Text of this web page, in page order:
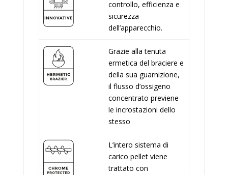
controllo, efficienza e
sicurezza
dell’apparecchio.
Grazie alla tenuta
ermetica del braciere e
della sua guarnizione,
il flusso d’ossigeno
concentrato previene
le incrostazioni dello
stesso
L’intero sistema di
carico pellet viene
trattato con